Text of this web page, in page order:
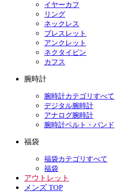
イヤーカフ
リング
ネックレス
ブレスレット
アンクレット
ネクタイピン
カフス
腕時計
腕時計カテゴリすべて
デジタル腕時計
アナログ腕時計
腕時計ベルト・バンド
福袋
福袋カテゴリすべて
福袋
アウトレット
メンズ TOP